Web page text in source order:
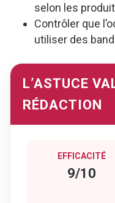
selon les
Contrôler que
utiliser des
L’ASTUCE
RÉDACTION
EFFICACITÉ
9/10